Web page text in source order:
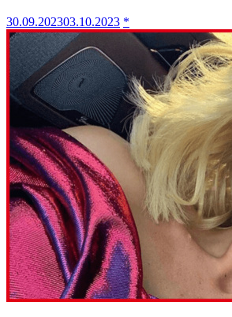
30.09.202303.10.2023 *